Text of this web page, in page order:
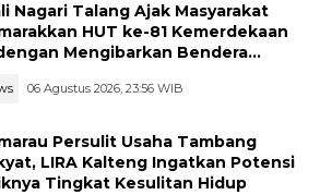
Nagari Talang Ajak Masyarakat
HUT ke-81 Kemerdekaan
Mengibarkan Bendera
06 Agustus 2026, 23:56 WIB
Persulit Usaha Tambang
LIRA Kalteng Ingatkan Potensi
Tingkat Kesulitan Hidup